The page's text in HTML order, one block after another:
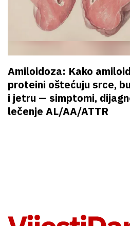
Amiloidoza: Kako
proteini oštećuju srce,
i jetru — simptomi,
lečenje AL/AA/ATTR